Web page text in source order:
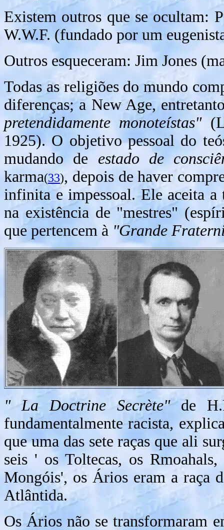
Existem outros que se ocultam:
W.W.F. (fundado por um
Outros esqueceram: Jim Jones
Todas as religiões do mundo
diferenças; a New Age,
pretendidamente monoteístas"
1925). O objetivo pessoal do
mudando de estado de
karma(33), depois de haver
infinita e impessoal. Ele aceita
na existência de "mestres"
que pertencem à "Grande
" La Doctrine Secrète"de
fundamentalmente racista,
que uma das sete raças que ali
seis ' os Toltecas, os
Mongóis', os Ários eram a raça
Atlântida.
Os Ários não se transformaram